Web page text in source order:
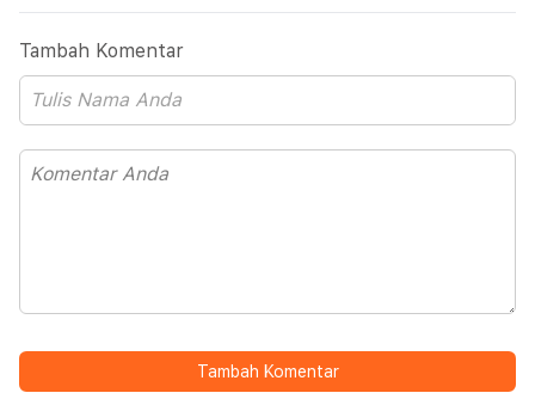
Tambah Komentar
Tambah Komentar